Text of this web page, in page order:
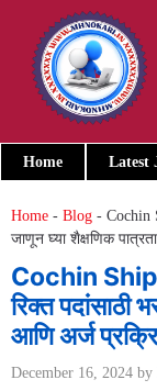
content
Home Latest
Home - Blog - Cochin
जाणून घ्या शैक्षणिक
Cochin
रिक्त पदांसाठी
आणि अर्ज
December 16, 2024 by